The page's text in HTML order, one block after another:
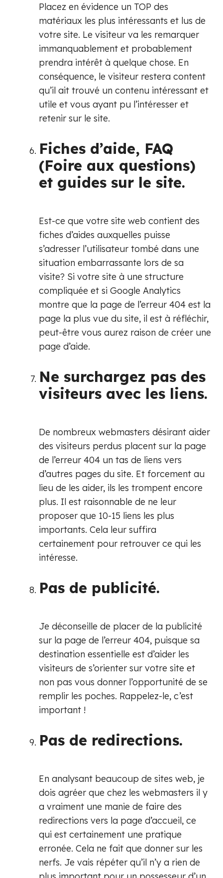
Placez en évidence un TOP des
matériaux les plus intéressants et lus de
votre site. Le visiteur va les remarquer
immanquablement et probablement
prendra intérêt à quelque chose. En
conséquence, le visiteur restera content
qu’il ait trouvé un contenu intéressant et
utile et vous ayant pu l’intéresser et
retenir sur le site.
Fiches d’aide, FAQ
(Foire aux questions)
et guides sur le site.
Est-ce que votre site web contient des
fiches d’aides auxquelles puisse
s’adresser l’utilisateur tombé dans une
situation embarrassante lors de sa
visite? Si votre site à une structure
compliquée et si Google Analytics
montre que la page de l’erreur 404 est la
page la plus vue du site, il est à réfléchir,
peut-être vous aurez raison de créer une
page d’aide.
Ne surchargez pas des
visiteurs avec les liens.
De nombreux webmasters désirant aider
des visiteurs perdus placent sur la page
de l’erreur 404 un tas de liens vers
d’autres pages du site. Et forcement au
lieu de les aider, ils les trompent encore
plus. Il est raisonnable de ne leur
proposer que 10-15 liens les plus
importants. Cela leur suffira
certainement pour retrouver ce qui les
intéresse.
Pas de publicité.
Je déconseille de placer de la publicité
sur la page de l’erreur 404, puisque sa
destination essentielle est d’aider les
visiteurs de s’orienter sur votre site et
non pas vous donner l’opportunité de se
remplir les poches. Rappelez-le, c’est
important !
Pas de redirections.
En analysant beaucoup de sites web, je
dois agréer que chez les webmasters il y
a vraiment une manie de faire des
redirections vers la page d’accueil, ce
qui est certainement une pratique
erronée. Cela ne fait que donner sur les
nerfs. Je vais répéter qu’il n’y a rien de